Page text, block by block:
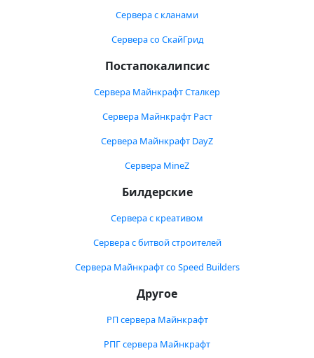
Сервера с кланами
Сервера со СкайГрид
Постапокалипсис
Сервера Майнкрафт Сталкер
Сервера Майнкрафт Раст
Сервера Майнкрафт DayZ
Сервера MineZ
Билдерские
Сервера с креативом
Сервера с битвой строителей
Сервера Майнкрафт со Speed Builders
Другое
РП сервера Майнкрафт
РПГ сервера Майнкрафт